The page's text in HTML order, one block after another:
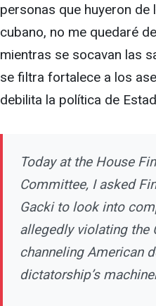
personas que huyeron de
cubano, no me quedaré
mientras se socavan las
se filtra fortalece a los
debilita la política de
Today at the House
Committee, I asked
Gacki to look into
allegedly violating the
channeling American
dictatorship’s